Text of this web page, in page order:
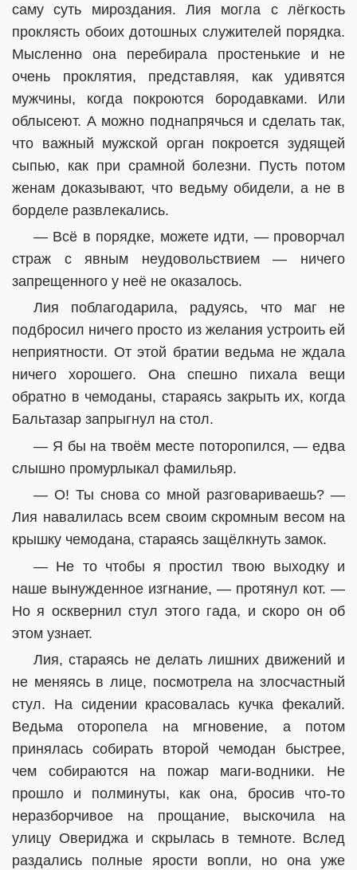
саму суть мироздания. Лия могла с лёгкость
проклясть обоих дотошных служителей порядка.
Мысленно она перебирала простенькие и не
очень проклятия, представляя, как удивятся
мужчины, когда покроются бородавками. Или
облысеют. А можно поднапрячься и сделать так,
что важный мужской орган покроется зудящей
сыпью, как при срамной болезни. Пусть потом
женам доказывают, что ведьму обидели, а не в
борделе развлекались.
— Всё в порядке, можете идти, — проворчал
страж с явным неудовольствием — ничего
запрещенного у неё не оказалось.
Лия поблагодарила, радуясь, что маг не
подбросил ничего просто из желания устроить ей
неприятности. От этой братии ведьма не ждала
ничего хорошего. Она спешно пихала вещи
обратно в чемоданы, стараясь закрыть их, когда
Бальтазар запрыгнул на стол.
— Я бы на твоём месте поторопился, — едва
слышно промурлыкал фамильяр.
— О! Ты снова со мной разговариваешь? —
Лия навалилась всем своим скромным весом на
крышку чемодана, стараясь защёлкнуть замок.
— Не то чтобы я простил твою выходку и
наше вынужденное изгнание, — протянул кот. —
Но я осквернил стул этого гада, и скоро он об
этом узнает.
Лия, стараясь не делать лишних движений и
не меняясь в лице, посмотрела на злосчастный
стул. На сидении красовалась кучка фекалий.
Ведьма оторопела на мгновение, а потом
принялась собирать второй чемодан быстрее,
чем собираются на пожар маги-водники. Не
прошло и полминуты, как она, бросив что-то
неразборчивое на прощание, выскочила на
улицу Овериджа и скрылась в темноте. Вслед
раздались полные ярости вопли, но она уже